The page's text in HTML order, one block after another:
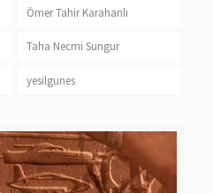
Ömer Tahir Karahanlı
Taha Necmi Sungur
yesilgunes